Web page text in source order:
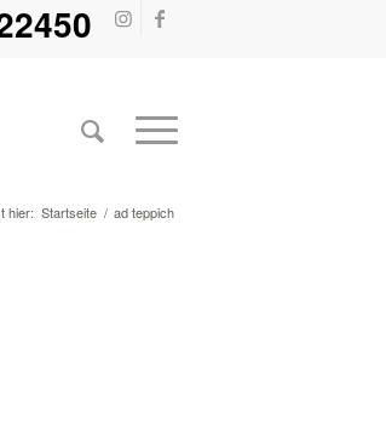
hier: Startseite / ad teppich